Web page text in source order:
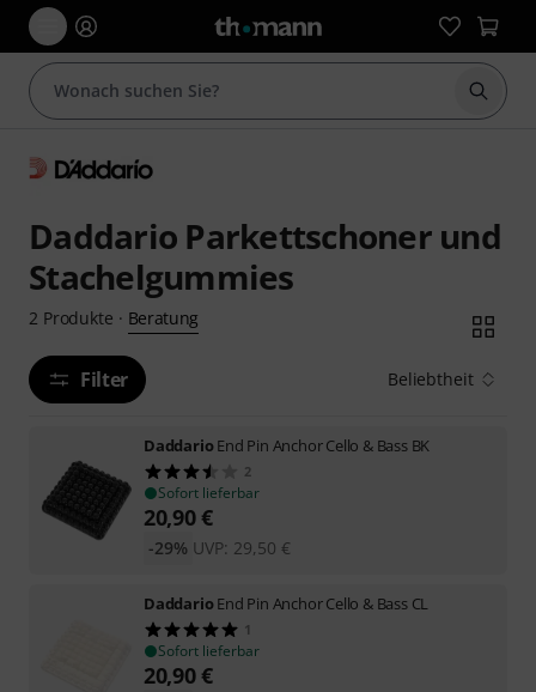
Suche
Daddario Parkettschoner und
Stachelgummies
2 Produkte · Beratung
Filter Beliebtheit
DaddarioEnd Pin Anchor Cello & Bass BK
2
Sofort lieferbar
20,90€
UVP: 29,50 €
-29%
DaddarioEnd Pin Anchor Cello & Bass CL
1
Sofort lieferbar
20,90€